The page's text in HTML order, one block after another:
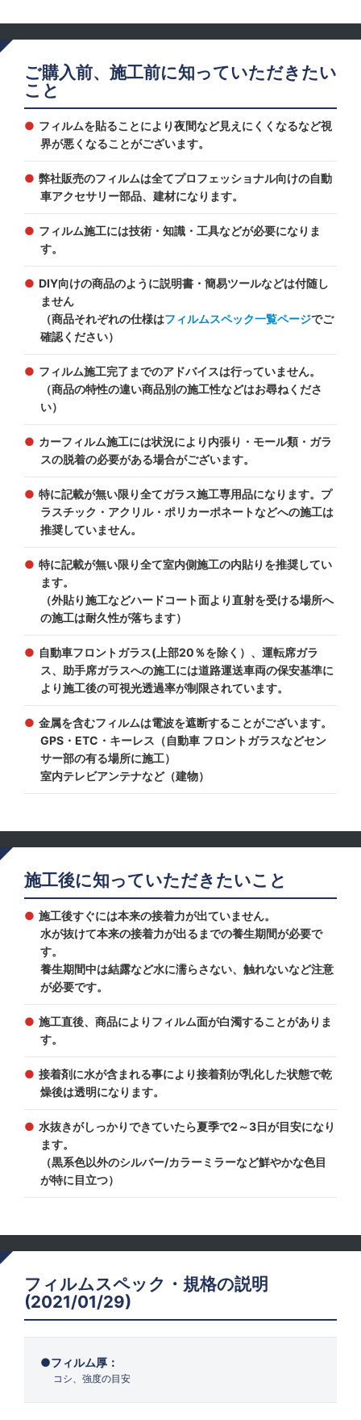
ご購入前、施工前に知っていただきたい
こと
フィルムを貼ることにより夜間など見えにくくなるなど視
界が悪くなることがございます。
弊社販売のフィルムは全てプロフェッショナル向けの自動
車アクセサリー部品、建材になります。
フィルム施工には技術・知識・工具などが必要になりま
す。
DIY向けの商品のように説明書・簡易ツールなどは付随し
ません
（商品それぞれの仕様はフィルムスペック一覧ページでご
確認ください）
フィルム施工完了までのアドバイスは行っていません。
（商品の特性の違い商品別の施工性などはお尋ねくださ
い）
カーフィルム施工には状況により内張り・モール類・ガラ
スの脱着の必要がある場合がございます。
特に記載が無い限り全てガラス施工専用品になります。プ
ラスチック・アクリル・ポリカーポネートなどへの施工は
推奨していません。
特に記載が無い限り全て室内側施工の内貼りを推奨してい
ます。
（外貼り施工などハードコート面より直射を受ける場所へ
の施工は耐久性が落ちます）
自動車フロントガラス(上部20％を除く）、運転席ガラ
ス、助手席ガラスへの施工には道路運送車両の保安基準に
より施工後の可視光透過率が制限されています。
金属を含むフィルムは電波を遮断することがございます。
GPS・ETC・キーレス（自動車 フロントガラスなどセン
サー部の有る場所に施工）
室内テレビアンテナなど（建物）
施工後に知っていただきたいこと
施工後すぐには本来の接着力が出ていません。
水が抜けて本来の接着力が出るまでの養生期間が必要で
す。
養生期間中は結露など水に濡らさない、触れないなど注意
が必要です。
施工直後、商品によりフィルム面が白濁することがありま
す。
接着剤に水が含まれる事により接着剤が乳化した状態で乾
燥後は透明になります。
水抜きがしっかりできていたら夏季で2～3日が目安になり
ます。
（黒系色以外のシルバー/カラーミラーなど鮮やかな色目
が特に目立つ）
フィルムスペック・規格の説明
(2021/01/29)
フィルム厚：
コシ、強度の目安